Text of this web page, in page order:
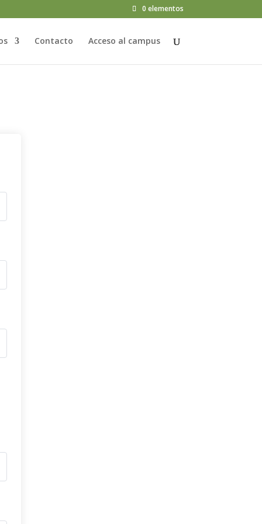
0 elementos
Contacto Acceso al campus